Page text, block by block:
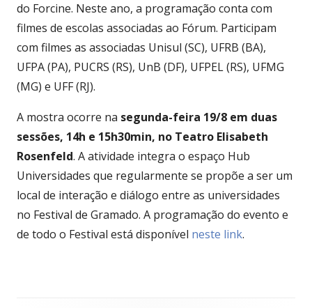
do Forcine. Neste ano, a programação conta com
filmes de escolas associadas ao Fórum. Participam
com filmes as associadas Unisul (SC), UFRB (BA),
UFPA (PA), PUCRS (RS), UnB (DF), UFPEL (RS), UFMG
(MG) e UFF (RJ).
A mostra ocorre na segunda-feira 19/8 em duas
sessões, 14h e 15h30min, no Teatro Elisabeth
Rosenfeld. A atividade integra o espaço Hub
Universidades que regularmente se propõe a ser um
local de interação e diálogo entre as universidades
no Festival de Gramado. A programação do evento e
de todo o Festival está disponível neste link.